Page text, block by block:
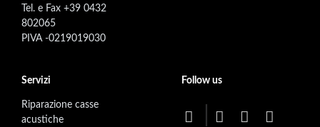
Tel. e Fax +39 0432
802065
PIVA -0219019030
Servizi
Riparazione casse
acustiche
Follow us